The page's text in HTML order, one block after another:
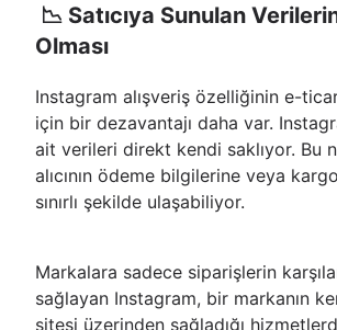
📉 Satıcıya Sunulan Verilerin
Olması
Instagram alışveriş özelliğinin e-
için bir dezavantajı daha var.
ait verileri direkt kendi saklıyor. Bu
alıcının ödeme bilgilerine veya
sınırlı şekilde ulaşabiliyor.
Markalara sadece siparişlerin
sağlayan Instagram, bir markanın
sitesi üzerinden sağladığı